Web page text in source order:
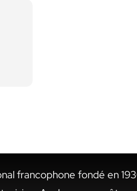
francophone fondé en